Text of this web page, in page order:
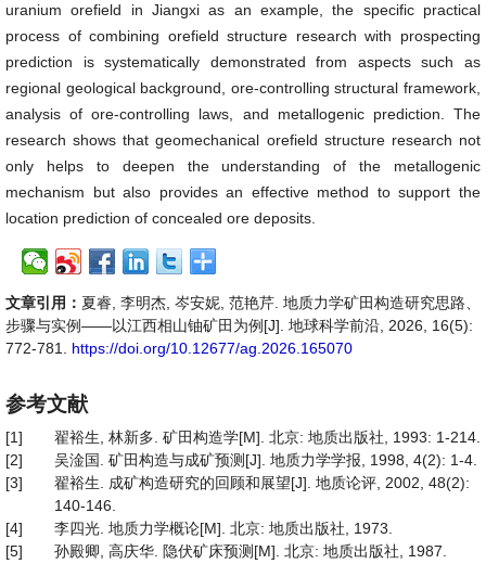
uranium orefield in Jiangxi as an example, the specific practical
process of combining orefield structure research with prospecting
prediction is systematically demonstrated from aspects such as
regional geological background, ore-controlling structural framework,
analysis of ore-controlling laws, and metallogenic prediction. The
research shows that geomechanical orefield structure research not
only helps to deepen the understanding of the metallogenic
mechanism but also provides an effective method to support the
location prediction of concealed ore deposits.
文章引用： 夏睿, 李明杰, 岑安妮, 范艳芹. 地质力学矿田构造研究思路、
步骤与实例——以江西相山铀矿田为例[J]. 地球科学前沿, 2026, 16(5):
772-781. https://doi.org/10.12677/ag.2026.165070
参考文献
[1]
翟裕生, 林新多. 矿田构造学[M]. 北京: 地质出版社, 1993: 1-214.
[2]
吴淦国. 矿田构造与成矿预测[J]. 地质力学学报, 1998, 4(2): 1-4.
[3]
翟裕生. 成矿构造研究的回顾和展望[J]. 地质论评, 2002, 48(2):
140-146.
[4]
李四光. 地质力学概论[M]. 北京: 地质出版社, 1973.
[5]
孙殿卿, 高庆华. 隐伏矿床预测[M]. 北京: 地质出版社, 1987.